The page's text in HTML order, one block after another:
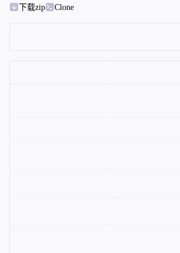
下载zip
Clone